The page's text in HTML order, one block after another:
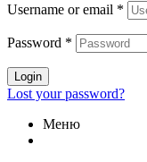
199,51 ₽.
Username or email *
Password *
Login
Lost your password?
Меню